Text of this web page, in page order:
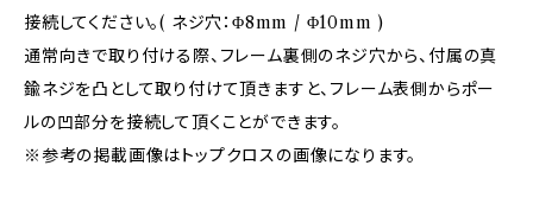
接続してください。( ネジ穴：Φ8mm / Φ10mm )
通常向きで取り付ける際、フレーム裏側のネジ穴から、付属の真
鍮ネジを凸として取り付けて頂きますと、フレーム表側からポー
ルの凹部分を接続して頂くことができます。
※参考の掲載画像はトップクロスの画像になります。